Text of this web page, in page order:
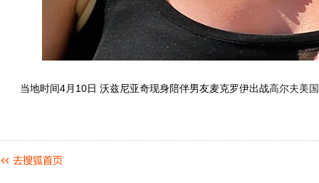
当地时间4月10日 沃兹尼亚奇现身陪伴男友麦克罗伊出战高尔夫美国